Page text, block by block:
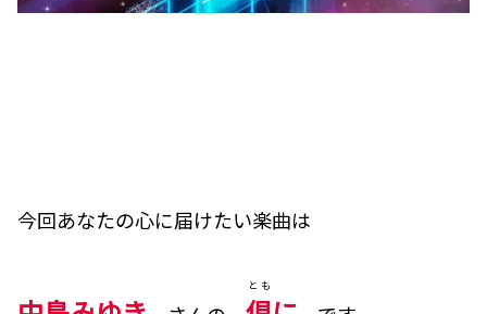
今回あなたの心に届けたい楽曲は
とも